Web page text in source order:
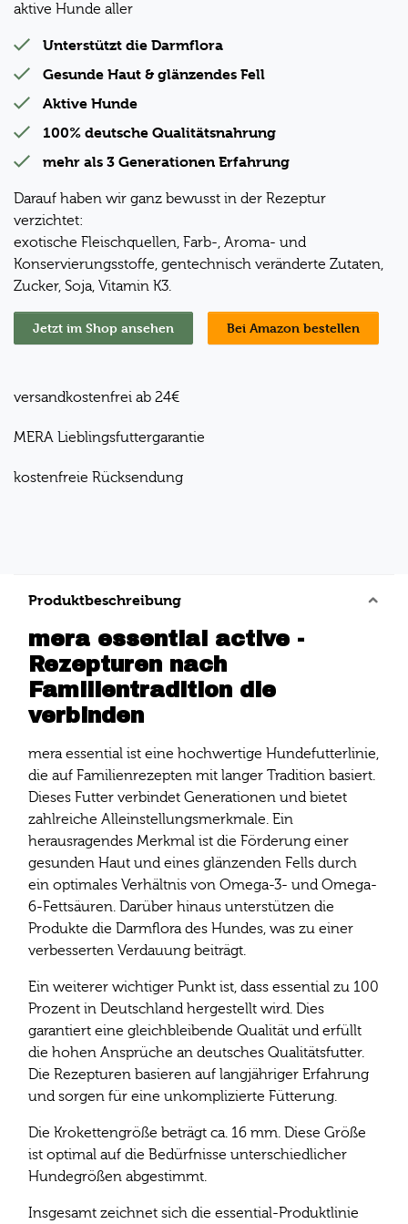
aktive Hunde aller
Unterstützt die Darmflora
Gesunde Haut & glänzendes Fell
Aktive Hunde
100% deutsche Qualitätsnahrung
mehr als 3 Generationen Erfahrung
Darauf haben wir ganz bewusst in der Rezeptur
verzichtet:
exotische Fleischquellen, Farb-, Aroma- und
Konservierungsstoffe, gentechnisch veränderte Zutaten,
Zucker, Soja, Vitamin K3.
Jetzt im Shop ansehen Bei Amazon bestellen
versandkostenfrei ab 24€
MERA Lieblingsfuttergarantie
kostenfreie Rücksendung
Produktbeschreibung
mera essential active -
Rezepturen nach
Familientradition die
verbinden
mera essential ist eine hochwertige Hundefutterlinie,
die auf Familienrezepten mit langer Tradition basiert.
Dieses Futter verbindet Generationen und bietet
zahlreiche Alleinstellungsmerkmale. Ein
herausragendes Merkmal ist die Förderung einer
gesunden Haut und eines glänzenden Fells durch
ein optimales Verhältnis von Omega-3- und Omega-
6-Fettsäuren. Darüber hinaus unterstützen die
Produkte die Darmflora des Hundes, was zu einer
verbesserten Verdauung beiträgt.
Ein weiterer wichtiger Punkt ist, dass essential zu 100
Prozent in Deutschland hergestellt wird. Dies
garantiert eine gleichbleibende Qualität und erfüllt
die hohen Ansprüche an deutsches Qualitätsfutter.
Die Rezepturen basieren auf langjähriger Erfahrung
und sorgen für eine unkomplizierte Fütterung.
Die Krokettengröße beträgt ca. 16 mm. Diese Größe
ist optimal auf die Bedürfnisse unterschiedlicher
Hundegrößen abgestimmt.
Insgesamt zeichnet sich die essential-Produktlinie